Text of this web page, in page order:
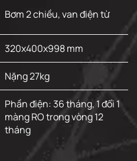
Bơm 2 chiều, van điện từ
320x400x998 mm
Nặng 27kg
Phần điện: 36 tháng, 1 đổi 1
màng RO trong vòng 12
tháng